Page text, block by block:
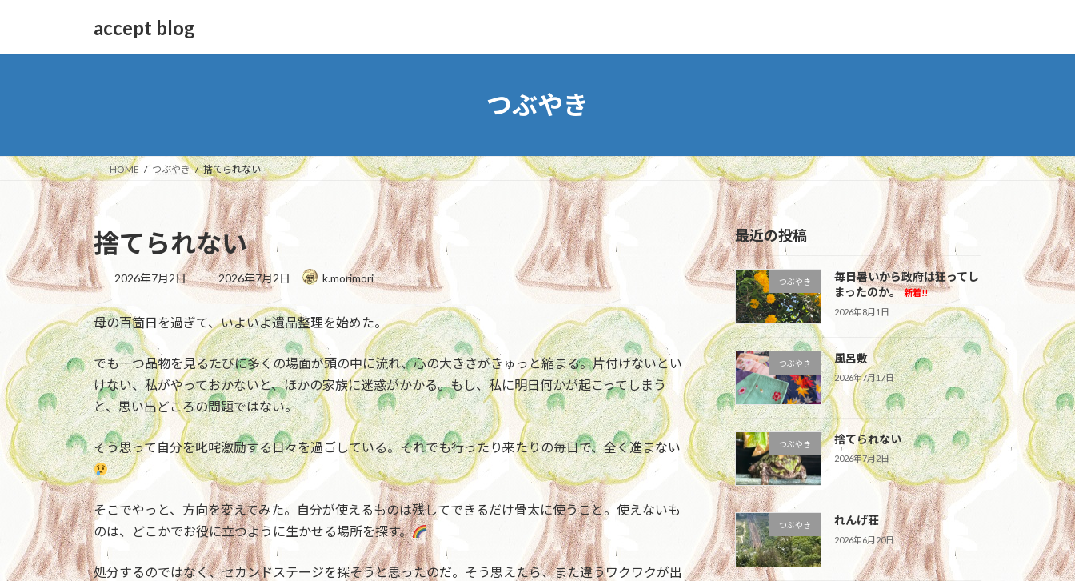
ッ
移
accept blog
つぶやき
HOME つぶやき 捨てられない
捨てられない
2026年7月2日
最
終
新
日
時
:
2026年7月2日 k.morimori
母の百箇日を過ぎて、いよいよ遺品整理を始めた。
でも一つ品物を見るたびに多くの場面が頭の中に流れ、心の大きさがきゅっと縮まる。片付けないとい
けない、私がやっておかないと、ほかの家族に迷惑がかかる。もし、私に明日何かが起こってしまう
と、思い出どころの問題ではない。
そう思って自分を叱咤激励する日々を過ごしている。それでも行ったり来たりの毎日で、全く進まない
そこでやっと、方向を変えてみた。自分が使えるものは残してできるだけ骨太に使うこと。使えないも
のは、どこかでお役に立つように生かせる場所を探す。
処分するのではなく、セカンドステージを探そうと思ったのだ。そう思えたら、また違うワクワクが出
最近の投稿
つぶやき
毎日暑いから政府は狂ってし
まったのか。 新着!!
2026年8月1日
つぶやき 風呂敷
2026年7月17日
つぶやき 捨てられない
2026年7月2日
つぶやき れんげ荘
2026年6月20日